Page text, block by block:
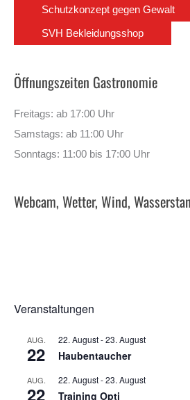
Schutzkonzept gegen Gewalt
SVH Bekleidungsshop
Öffnungszeiten Gastronomie
Freitags: ab 17:00 Uhr
Samstags: ab 11:00 Uhr
Sonntags: 11:00 bis 17:00 Uhr
Webcam, Wetter, Wind,
Veranstaltungen
AUG.
22
22. August-23. August
Haubentaucher
AUG.
22
22. August-23. August
Training Opti